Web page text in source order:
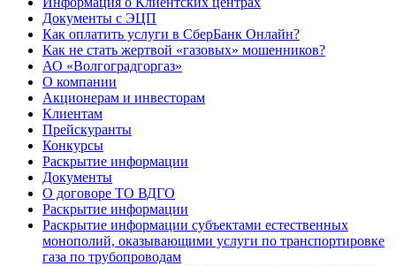
Документы с ЭЦП
Как оплатить услуги в СберБанк Онлайн?
Как не стать жертвой «газовых» мошенников?
АО «Волгоградгоргаз»
О компании
Акционерам и инвесторам
Клиентам
Прейскуранты
Конкурсы
Раскрытие информации
Документы
О договоре ТО ВДГО
Раскрытие информации
Раскрытие информации субъектами естественных
монополий, оказывающими услуги по транспортировке
газа по трубопроводам